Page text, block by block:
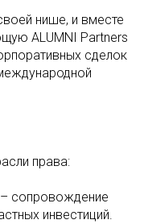
нише, и вместе
ALUMNI Partners
сделок
права:
– сопровождение
инвестиций.